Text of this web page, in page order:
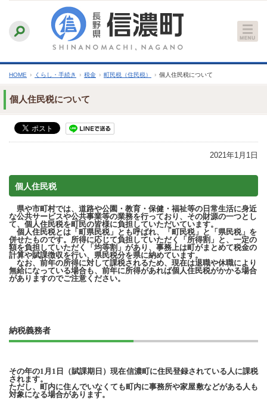
へ
ふりがなをつける
文字サイズ
縮小 標準
HOME › くらし・手続き › 税金 › 町民税（住民税） › 個人住民税について
個人住民税について
2021年1月1日
個人住民税
県や市町村では、道路や公園・教育・保健・福祉等の日常生活に身近
な公共サービスや公共事業等の業務を行っており、その財源の一つとし
て、個人住民税を町民の皆様に負担していただいています。
個人住民税とは「町県民税」とも呼ばれ、「町民税」と「県民税」を
併せたものです。所得に応じて負担していただく「所得割」と、一定の
額を負担していただく「均等割」があり、事務上は町がまとめて税金の
計算や賦課徴収を行い、県民税分を県に納めています。
なお、前年の所得に対して課税されるため、現在は退職や休職により
無給になっている場合も、前年に所得があれば個人住民税がかかる場合
がありますのでご注意ください。
納税義務者
その年の1 月 1 日（賦課期日）現在信濃町に住民登録されている人に課税
されます。
ただし、町内に住んでいなくても町内に事務所や家屋敷などがある人も
対象になる場合があります。